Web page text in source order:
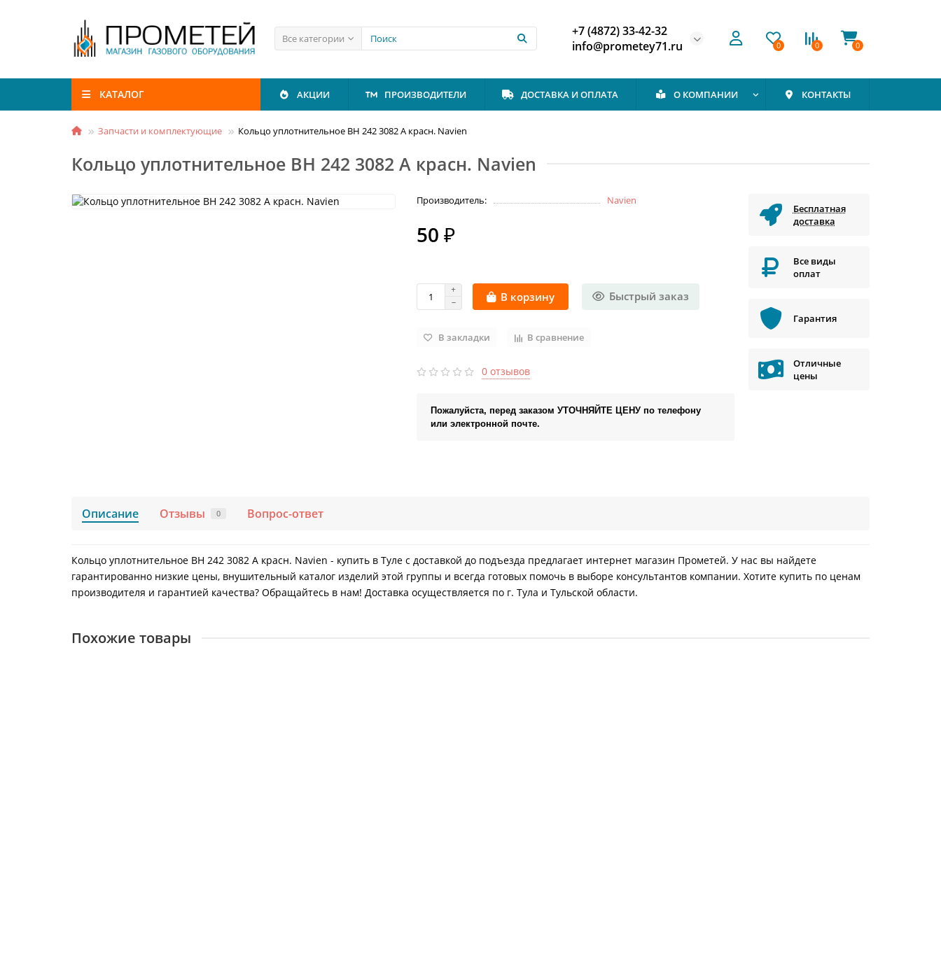
Все категории
+7 (4872) 33-42-32
info@prometey71.ru
0 0 0
КАТАЛОГ АКЦИИ ПРОИЗВОДИТЕЛИ ДОСТАВКА И ОПЛАТА О КОМПАНИИ КОНТАКТЫ
Запчасти и комплектующие Кольцо уплотнительное ВН 242 3082 А красн. Navien
Кольцо уплотнительное ВН 242 3082 А красн. Navien
Производитель: Navien
50 ₽
В корзину Быстрый заказ
В закладки В сравнение
0 отзывов
Пожалуйста, перед заказом УТОЧНЯЙТЕ ЦЕНУ по телефону
или электронной почте.
Бесплатная
доставка
Все виды
оплат
Гарантия
Отличные
цены
Описание Отзывы 0 Вопрос-ответ
Кольцо уплотнительное ВН 242 3082 А красн. Navien - купить в Туле с доставкой до подъезда предлагает интернет магазин Прометей. У нас вы найдете
гарантированно низкие цены, внушительный каталог изделий этой группы и всегда готовых помочь в выборе консультантов компании. Хотите купить по ценам
производителя и гарантией качества? Обращайтесь в нам! Доставка осуществляется по г. Тула и Тульской области.
Похожие товары